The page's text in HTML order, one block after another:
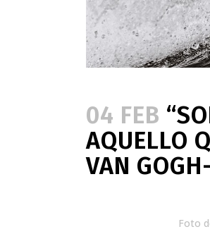
04 FEB
AQUELLO
VAN
Foto